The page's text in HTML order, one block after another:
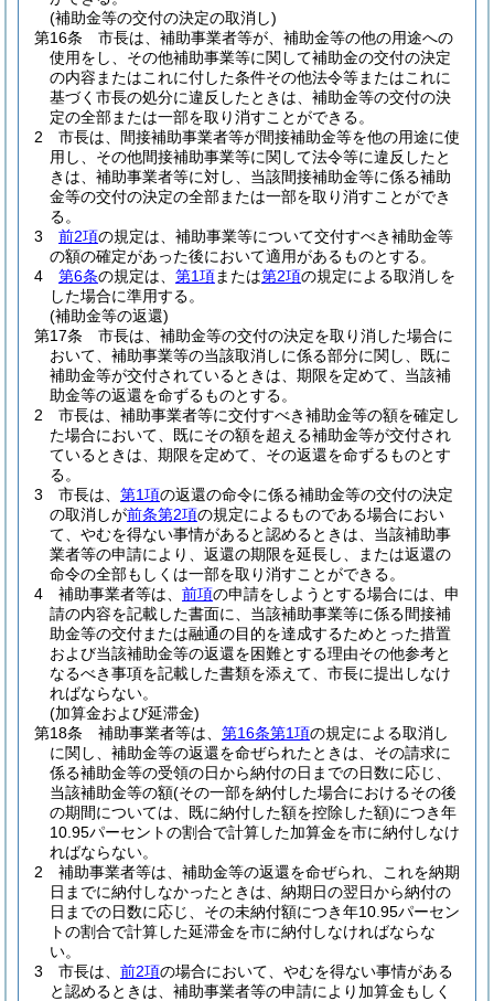
(補助金等の交付の決定の取消し)
第16条
市長は、補助事業者等が、補助金等の他の用途への
使用をし、その他補助事業等に関して補助金の交付の決定
の内容またはこれに付した条件その他法令等またはこれに
基づく市長の処分に違反したときは、補助金等の交付の決
定の全部または一部を取り消すことができる。
2
市長は、間接補助事業者等が間接補助金等を他の用途に使
用し、その他間接補助事業等に関して法令等に違反したと
きは、補助事業者等に対し、当該間接補助金等に係る補助
金等の交付の決定の全部または一部を取り消すことができ
る。
3
前2項の規定は、補助事業等について交付すべき補助金等
の額の確定があった後において適用があるものとする。
4
第6条の規定は、 第1項または第2項の規定による取消しを
した場合に準用する。
(補助金等の返還)
第17条
市長は、補助金等の交付の決定を取り消した場合に
おいて、補助事業等の当該取消しに係る部分に関し、既に
補助金等が交付されているときは、期限を定めて、当該補
助金等の返還を命ずるものとする。
2
市長は、補助事業者等に交付すべき補助金等の額を確定し
た場合において、既にその額を超える補助金等が交付され
ているときは、期限を定めて、その返還を命ずるものとす
る。
3
市長は、 第1項の返還の命令に係る補助金等の交付の決定
の取消しが前条第2項の規定によるものである場合におい
て、やむを得ない事情があると認めるときは、当該補助事
業者等の申請により、返還の期限を延長し、または返還の
命令の全部もしくは一部を取り消すことができる。
4
補助事業者等は、 前項の申請をしようとする場合には、申
請の内容を記載した書面に、当該補助事業等に係る間接補
助金等の交付または融通の目的を達成するためとった措置
および当該補助金等の返還を困難とする理由その他参考と
なるべき事項を記載した書類を添えて、市長に提出しなけ
ればならない。
(加算金および延滞金)
第18条
補助事業者等は、 第16条第1項の規定による取消し
に関し、補助金等の返還を命ぜられたときは、その請求に
係る補助金等の受領の日から納付の日までの日数に応じ、
当該補助金等の額(その一部を納付した場合におけるその後
の期間については、既に納付した額を控除した額)につき年
10.95パーセントの割合で計算した加算金を市に納付しなけ
ればならない。
2
補助事業者等は、補助金等の返還を命ぜられ、これを納期
日までに納付しなかったときは、納期日の翌日から納付の
日までの日数に応じ、その未納付額につき年10.95パーセン
トの割合で計算した延滞金を市に納付しなければならな
い。
3
市長は、 前2項の場合において、やむを得ない事情がある
と認めるときは、補助事業者等の申請により加算金もしく